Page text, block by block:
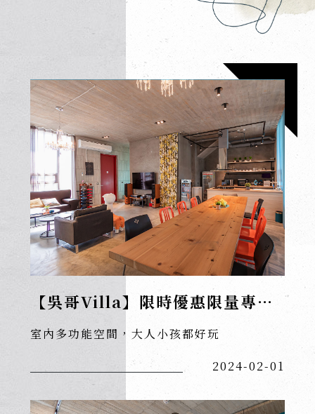
【吳哥Villa】限時優惠限量專案
室內多功能空間，大人小孩都好玩
2024-02-01